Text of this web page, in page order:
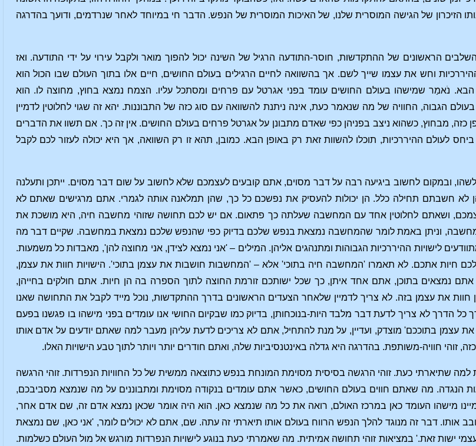
הזיכרון של הגישה המוסרית שלנו, של האיכות המוסרית של הנפש. הדבר חי במיוחד לאחר שנרדמים, ודועך בהדרגה
הראשונים של ההתקדשות, חוסר-התודעה הרגיל של השינה יכול להפוך מואר ולקבל עירוי על ידי התודעה. ואז
וחש את עצמו שייך לשם. אך בהשוואה לחיים הרגילים בעולם החושים, חיים אלו בתוך העולם שבו הכול הוא
הבא. נֹאמַר שמישהו בעולם החושים עומד בפני אגרטל עם פרחים ומסתכל עליו. הצמח נמצא בחוץ, מחוצה לו. הוא
הגבוה, החוויה של מה שנאמר כעת, אינה ניתנת להשוואה עם סוג כזה של התבוננות. יהא זה שגוי לחלוטין לדמיין
מבחוץ, כשהוא ניצב בפניהן כפי שאדם מתבונן על אגרטל פרחים בעולם החושים. אין זה כך. אם תשוו את הדברים
לעולם ההיררכיות, תוכלו להשוות זאת רק באופן הבא. כמובן, תהא זו רק השוואה, אך היא יכולה לעזור לכם לקבל
ובמקום לחשוב ביגיעה רבה על דבר מסוים, אתם קובעים לעצמכם שלא לחשוב על שום דבר מסוים. ייתכן ותעלנה
לא חשבתם תחילה כלל. הן יכולות להעסיק את נפשכם כל כך, שהן תמלאנה אותה לגמרי. אתם מרגישים שאתם לא
ושאתם לחלוטין אחד עם המחשבה שעלתה כך פתאום. אם יש לכם תחושה שזוהי מחשבה חיה, היא מושכת את
וניתן באמת לומר שהמחשבה נמצאת בנפש שלכם בדיוק כפי שהנפש שלכם נמצאת במחשבה. שקיים דבר מה
לישויות ההיררכיות הגבוהות ומתנהגים אליהן. המילים – 'אני נמצא לצידן, אני מחוצה להן', מאבדות כל משמעות.
חיות אתכם. לא תאמרו 'המחשבה חיה בתוכי' אלא – 'המחשבות חושבות את עצמן בתוכי'. הישויות חוות את עצמן,
אתם נמצאים בתוכן, אתם אחד איתן, כך שכל ישותכם זורמת החוצה לתוך הספרה בה הן חיות. אתם חולקים בחייהן,
חוות את עצמן בזה. לא צריך לדמיין שלאחר הצעדים הראשונים בדרך ההתקדשות, נוכל מייד לקבל את התחושה שאנו
כל הדרך לא צריך לדעת דבר מלבד היות-בנוכחותן, בדיוק כמו שבקיום החושי אנו עומדים בפני מישהו בו פגשנו בפעם
את עצמן בתוככם' מוצדק, ועדיין, על מנת להתחיל, אתם לא צריכים לדעת עליהן מעבר למה שאתם יודעים על אדם אותו
זוהי חוויה-משותפת. בהדרגה היא גדלה באינטנסיביות שלה, ואתם חודרים יותר ויותר לתוך טבע הישויות האלו.
למה שתיארתי כעת. זוהי הרגשה בסיסית מסוימת המונחת בנפש כתוצאה ממשית של כל החוויות הנפרדות. זוהי הרגשה
הנגדה. מה שאתם חווים בעולם החושים, כאשר אתם עומדים בנקודה מסוימת ומתבוננים על מה שנמצא מסביבכם,
מישהו העומד כאן במרכז האולם, רואה את כל מה שנמצא כאן. הוא היה אומר שכאן נמצא אדם זה, שם אדם אחר,
אותו. דבר זה מנוגד להלך הנפש הרווח בעולם אותו תיארתי זה עתה. שם, אתם לא יכולים לומר, 'אני כאן, שם נמצאת
ישות זאת.' במציאות זוהי תחושה אמיתית. מה שאמרתי כעת בנוגע לישויות הנפרדות מורגש אל מול העולם כשלמות.